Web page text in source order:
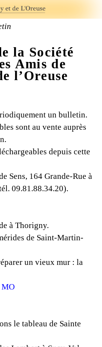
la Société
Amis de
l’Oreuse
un bulletin.
sont au vente auprès
depuis cette
Sens, 164 Grande-Rue à
09.81.88.34.20).
à Thorigny.
de Saint-Martin-
un vieux mur : la
MO
le tableau de Sainte